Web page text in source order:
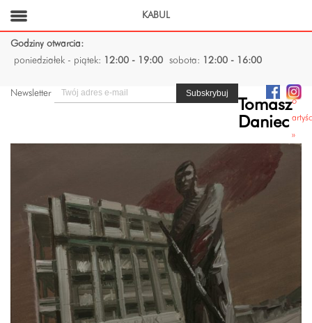
Godziny otwarcia:
poniedziałek - piątek:
12:00 - 19:00 sobota: 12:00 - 16:00
Newsletter
Tomasz
Daniec
o
»
KABUL